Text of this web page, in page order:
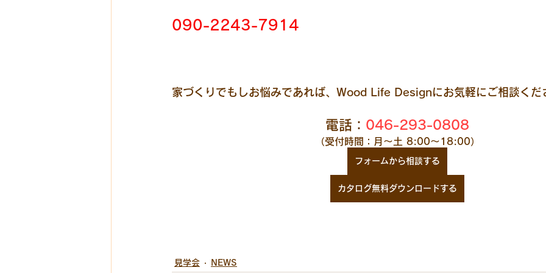
090-2243-7914
家づくりでもしお悩みであれば、Wood Life Designにお気軽にご相談くだ
電話： 046-293-0808
（受付時間：月～土 8:00～18:00）
フォームから相談する
カタログ無料ダウンロードする
見学会 NEWS